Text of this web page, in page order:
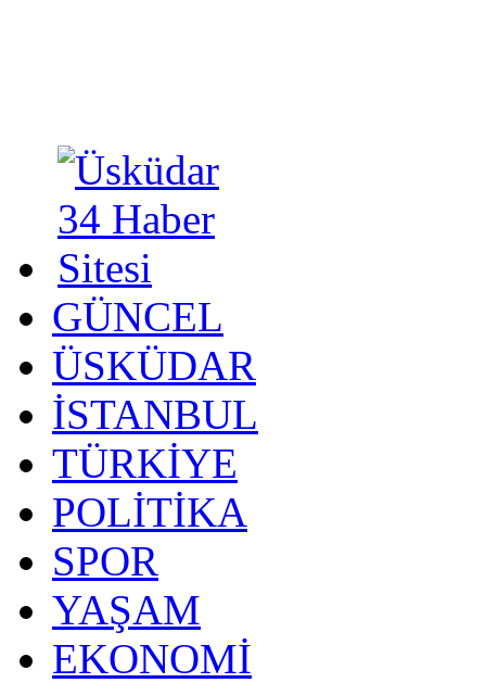
GÜNCEL
ÜSKÜDAR
İSTANBUL
TÜRKİYE
POLİTİKA
SPOR
YAŞAM
EKONOMİ